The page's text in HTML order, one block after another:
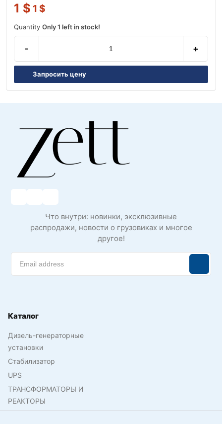
1 $ 1 $
Quantity Only 1 left in stock!
- +
Запросить цену
Что внутри: новинки, эксклюзивные
распродажи, новости о грузовиках и многое
другое!
Каталог
Дизель-генераторные
установки
Стабилизатор
UPS
ТРАНСФОРМАТОРЫ И
РЕАКТОРЫ